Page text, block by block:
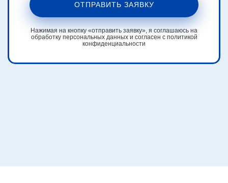
ОТПРАВИТЬ ЗАЯВКУ
Нажимая на кнопку «отправить заявку», я соглашаюсь на
обработку персональных данных и согласен с политикой
конфиденциальности